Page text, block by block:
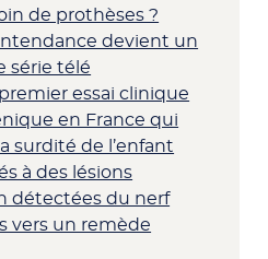
de prothèses ?
devient un
série télé
essai clinique
en France qui
surdité de l’enfant
à des lésions
détectées du nerf
vers un remède